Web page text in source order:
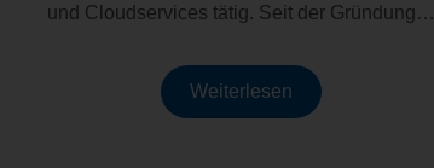
und Cloudservices tätig. Seit der Gründung…
Weiterlesen